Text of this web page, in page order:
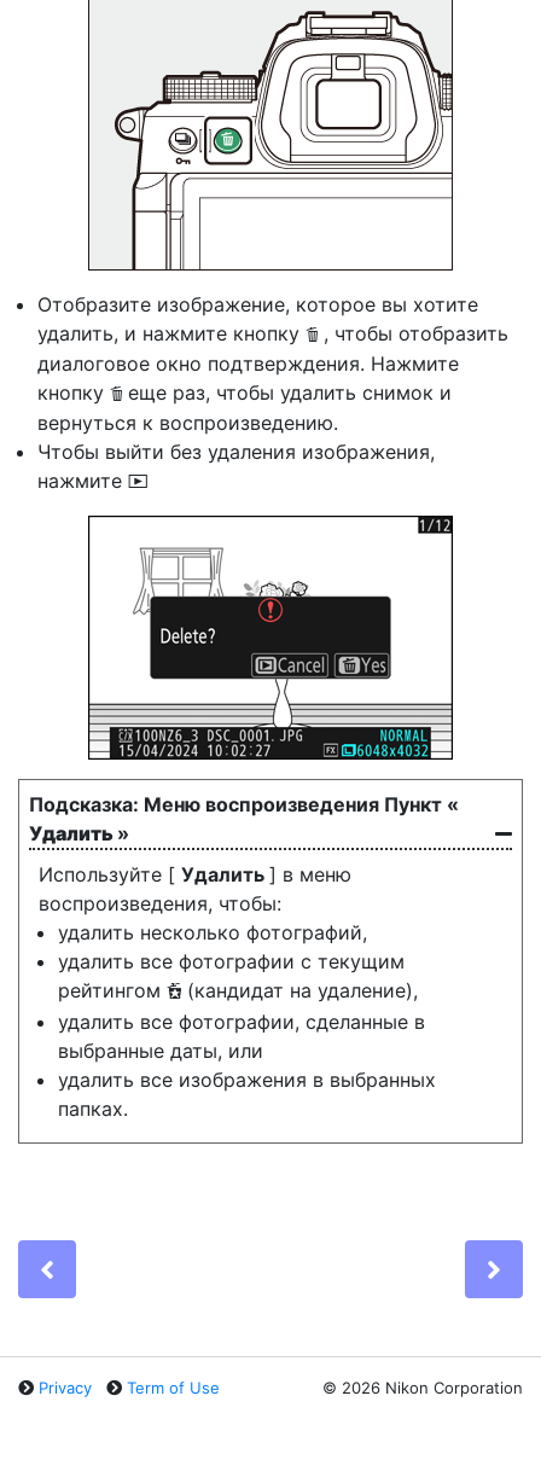
Отобразите изображение, которое вы хотите
удалить, и нажмите кнопку O , чтобы отобразить
диалоговое окно подтверждения. Нажмите
кнопку O еще раз, чтобы удалить снимок и
вернуться к воспроизведению.
Чтобы выйти без удаления изображения,
нажмите K
Меню воспроизведения Пункт «
Удалить »
Используйте [ Удалить ] в меню
воспроизведения, чтобы:
удалить несколько фотографий,
удалить все фотографии с текущим
рейтингом d (кандидат на удаление),
удалить все фотографии, сделанные в
выбранные даты, или
удалить все изображения в выбранных
папках.
Privacy Term of Use © 2026 Nikon Corporation